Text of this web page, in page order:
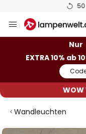
Inhalt
Nur
EXTRA 10% ab
Wandleuchten